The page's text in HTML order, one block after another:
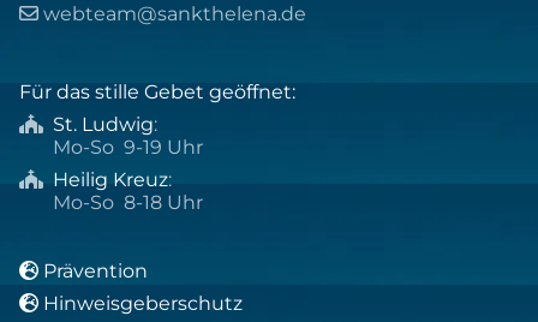
 webteam@sankthelena.de
Für das stille Gebet geöffnet:
 St. Ludwig:
Mo-So 9-19 Uhr
 Heilig Kreuz:
Mo-So 8-18 Uhr
 Prävention
 Hinweisgeberschutz